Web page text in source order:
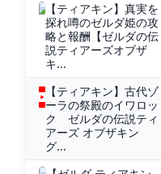
【ティアキン】真実を
探れ噂のゼルダ姫の攻
略と報酬【ゼルダの伝
説ティアーズオブザ
キ...
【ティアキン】古代ゾ
ーラの祭殿のイワロッ
ク ゼルダの伝説ティ
アーズ オブザキン
グ...